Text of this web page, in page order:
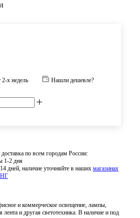
2-х недель Нашли дешевле?
доставка по всем городам России:
1-2 дня
дней, наличие уточняйте в наших магазинах
и коммерческое освещение, лампы,
лента и другая светотехника. В наличие и под